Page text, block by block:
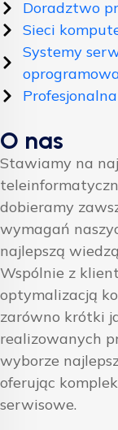
Doradztwo
Sieci
Systemy
O nas
Stawiamy na
dobieramy
wymagań
najlepszą
Wspólnie z
optymalizacją
zarówno krótki
realizowanych
wyborze
oferując
serwisowe.